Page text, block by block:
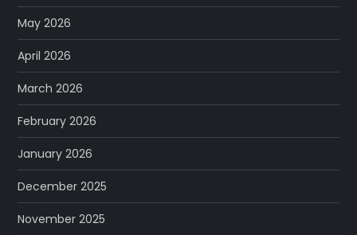
May 2026
April 2026
March 2026
February 2026
January 2026
December 2025
November 2025